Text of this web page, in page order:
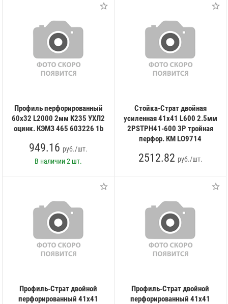
Профиль перфорированный
60х32 L2000 2мм К235 УХЛ2
оцинк. КЭМЗ 465 603226 1b
949.16 руб./шт.
В наличии2 шт.
Стойка-Страт двойная
усиленная 41х41 L600 2.5мм
2PSTPH41-600 3P тройная
перфор. КМ LO9714
2512.82 руб./шт.
Профиль-Страт двойной
перфорированный 41х41
Профиль-Страт двойной
перфорированный 41х41